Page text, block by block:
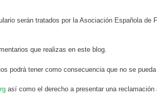
serán tratados por la Asociación Española de
que realizas en este blog.
podrá tener como consecuencia que no se
así como el derecho a presentar una